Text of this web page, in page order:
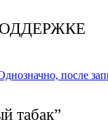
после
табак”